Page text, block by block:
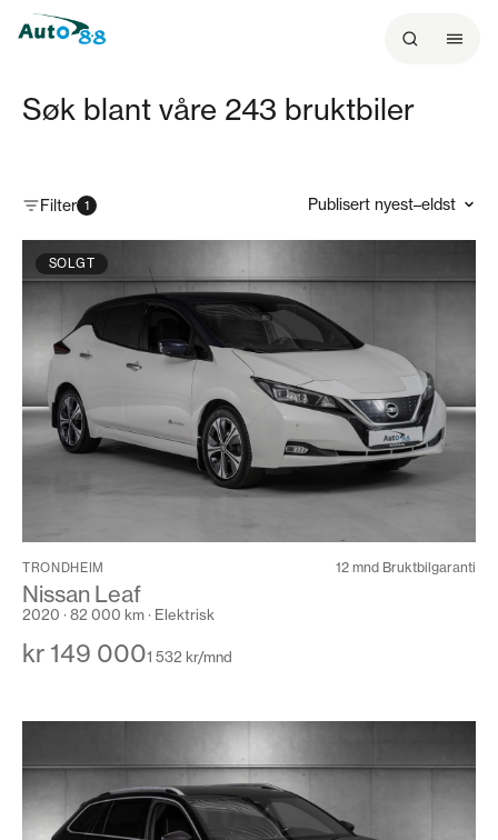
Søk blant våre 243 bruktbiler
Filter 1
SOLGT
TRONDHEIM 12 mnd Bruktbilgaranti
Nissan Leaf
2020 · 82 000 km · Elektrisk
kr 149 0001 532 kr/mnd